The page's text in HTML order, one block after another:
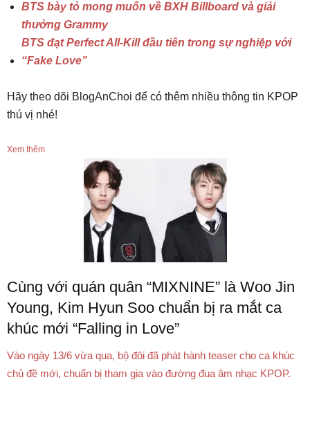
BTS bày tỏ mong muốn về BXH Billboard và giải
thưởng Grammy
BTS đạt Perfect All-Kill đầu tiên trong sự nghiệp với
“Fake Love”
Hãy theo dõi BlogAnChoi để có thêm nhiều thông tin KPOP
thú vị nhé!
Xem thêm
Cùng với quán quân “MIXNINE” là Woo Jin
Young, Kim Hyun Soo chuẩn bị ra mắt ca
khúc mới “Falling in Love”
Vào ngày 13/6 vừa qua, bộ đôi đã phát hành teaser cho ca khúc
chủ đề mới, chuẩn bị tham gia vào đường đua âm nhạc KPOP.